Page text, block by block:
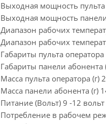
Выходная мощность пульта
Выходная мощность
Диапазон рабочих
Диапазон рабочих
Габариты пульта
Габариты панели
Масса пульта оператора (г)
Масса панели абонента (г)
Питание (Вольт) 9 -12 вольт
Потребление в рабочем